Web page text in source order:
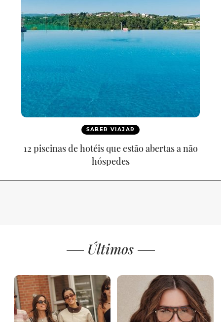
SABER VIAJAR
12 piscinas de hotéis que estão abertas a não
hóspedes
Últimos